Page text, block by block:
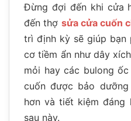
Đừng đợi đến khi cửa
đến thợ sửa cửa cuốn
trì định kỳ sẽ giúp bạn
cơ tiềm ẩn như dây
mỏi hay các bulong
cuốn được bảo
hơn và tiết kiệm đáng
sau này.